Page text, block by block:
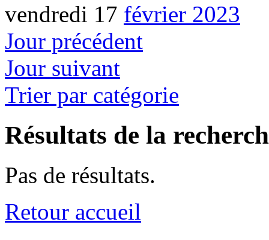
vendredi 17 février 2023
Jour précédent
Jour suivant
Trier par catégorie
Résultats de la
Pas de résultats.
Retour accueil